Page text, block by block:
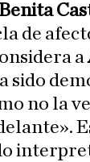
de
a
sido
no la